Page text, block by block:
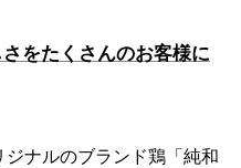
をたくさんのお客様に
ナルのブランド鶏「純和